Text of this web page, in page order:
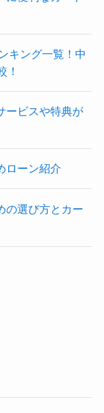
キング一覧！中
！
ービスや特典が
ローン紹介
の選び方とカー